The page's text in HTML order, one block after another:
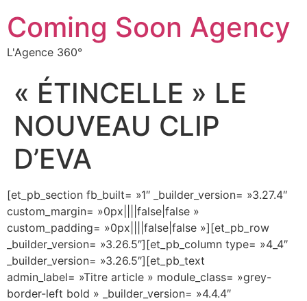
Coming Soon Agency
L'Agence 360°
« ÉTINCELLE » LE
NOUVEAU CLIP
D’EVA
[et_pb_section fb_built= »1″ _builder_version= »3.27.4″
custom_margin= »0px||||false|false »
custom_padding= »0px||||false|false »][et_pb_row
_builder_version= »3.26.5″][et_pb_column type= »4_4″
_builder_version= »3.26.5″][et_pb_text
admin_label= »Titre article » module_class= »grey-
border-left bold » _builder_version= »4.4.4″